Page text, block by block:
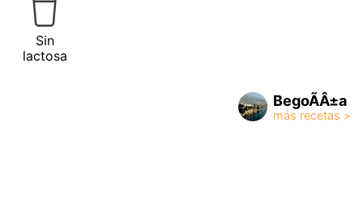
Sin
lactosa
BegoÃÂ±a